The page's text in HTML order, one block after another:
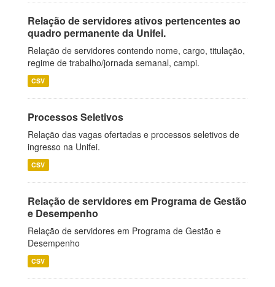
Relação de servidores ativos pertencentes ao
quadro permanente da Unifei.
Relação de servidores contendo nome, cargo, titulação,
regime de trabalho/jornada semanal, campi.
CSV
Processos Seletivos
Relação das vagas ofertadas e processos seletivos de
ingresso na Unifei.
CSV
Relação de servidores em Programa de Gestão
e Desempenho
Relação de servidores em Programa de Gestão e
Desempenho
CSV